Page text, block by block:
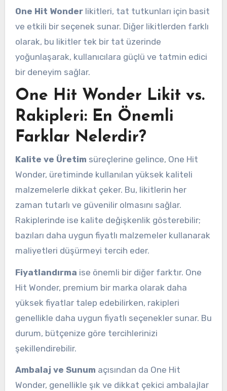
One Hit Wonderlikitleri, tat tutkunları için basit
ve etkili bir seçenek sunar. Diğer likitlerden farklı
olarak, bu likitler tek bir tat üzerinde
yoğunlaşarak, kullanıcılara güçlü ve tatmin edici
bir deneyim sağlar.
One Hit Wonder Likit vs.
Rakipleri: En Önemli
Farklar Nelerdir?
Kalite ve Üretim süreçlerine gelince, One Hit
Wonder, üretiminde kullanılan yüksek kaliteli
malzemelerle dikkat çeker. Bu, likitlerin her
zaman tutarlı ve güvenilir olmasını sağlar.
Rakiplerinde ise kalite değişkenlik gösterebilir;
bazıları daha uygun fiyatlı malzemeler kullanarak
maliyetleri düşürmeyi tercih eder.
Fiyatlandırma ise önemli bir diğer farktır. One
Hit Wonder, premium bir marka olarak daha
yüksek fiyatlar talep edebilirken, rakipleri
genellikle daha uygun fiyatlı seçenekler sunar. Bu
durum, bütçenize göre tercihlerinizi
şekillendirebilir.
Ambalaj ve Sunum açısından da One Hit
Wonder, genellikle şık ve dikkat çekici ambalajlar